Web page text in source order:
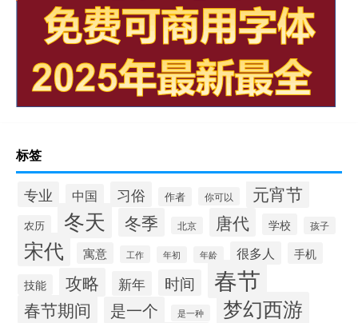
标签
专业 中国 习俗 作者 你可以 元宵节
农历 冬天 冬季 北京 唐代 学校 孩子
宋代 寓意 工作 年初 年龄 很多人 手机
技能 攻略 新年 时间 春节
春节期间 是一个 是一种 梦幻西游